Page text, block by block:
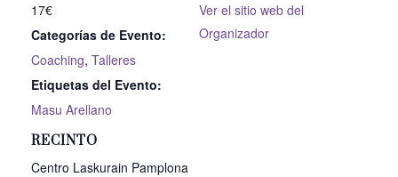
17€
Categorías de Evento:
Coaching, Talleres
Etiquetas del Evento:
Masu Arellano
RECINTO
Centro Laskurain Pamplona
Ver el sitio web del
Organizador